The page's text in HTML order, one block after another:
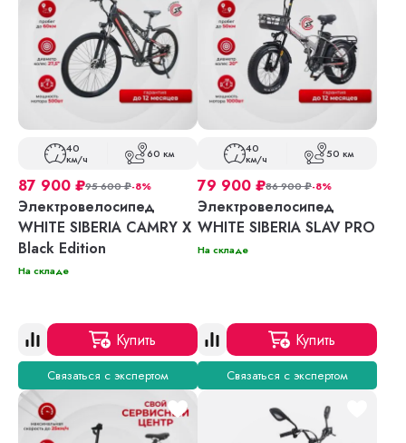
40
км/ч 60 км
87 900 ₽95 600₽-8%
Электровелосипед
WHITE SIBERIA CAMRY X
Black Edition
На складе
Купить
Связаться с экспертом
40
км/ч 50 км
79 900 ₽86 900₽-8%
Электровелосипед
WHITE SIBERIA SLAV PRO
На складе
Купить
Связаться с экспертом